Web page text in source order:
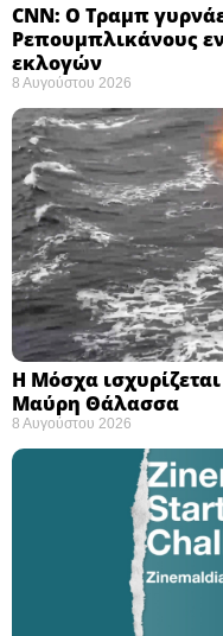
CNN: Ο Τραμπ
Ρεπουμπλικάνους
εκλογών ​
8 Αυγούστου 2026
Η Μόσχα
Μαύρη Θάλασσα ​
8 Αυγούστου 2026